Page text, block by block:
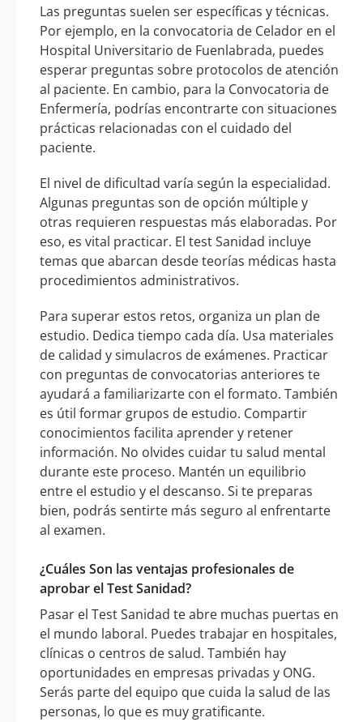
Las preguntas suelen ser específicas y técnicas.
Por ejemplo, en la convocatoria de Celador en el
Hospital Universitario de Fuenlabrada, puedes
esperar preguntas sobre protocolos de atención
al paciente. En cambio, para la Convocatoria de
Enfermería, podrías encontrarte con situaciones
prácticas relacionadas con el cuidado del
paciente.
El nivel de dificultad varía según la especialidad.
Algunas preguntas son de opción múltiple y
otras requieren respuestas más elaboradas. Por
eso, es vital practicar. El test Sanidad incluye
temas que abarcan desde teorías médicas hasta
procedimientos administrativos.
Para superar estos retos, organiza un plan de
estudio. Dedica tiempo cada día. Usa materiales
de calidad y simulacros de exámenes. Practicar
con preguntas de convocatorias anteriores te
ayudará a familiarizarte con el formato. También
es útil formar grupos de estudio. Compartir
conocimientos facilita aprender y retener
información. No olvides cuidar tu salud mental
durante este proceso. Mantén un equilibrio
entre el estudio y el descanso. Si te preparas
bien, podrás sentirte más seguro al enfrentarte
al examen.
¿Cuáles Son las ventajas profesionales de
aprobar el Test Sanidad?
Pasar el Test Sanidad te abre muchas puertas en
el mundo laboral. Puedes trabajar en hospitales,
clínicas o centros de salud. También hay
oportunidades en empresas privadas y ONG.
Serás parte del equipo que cuida la salud de las
personas, lo que es muy gratificante.